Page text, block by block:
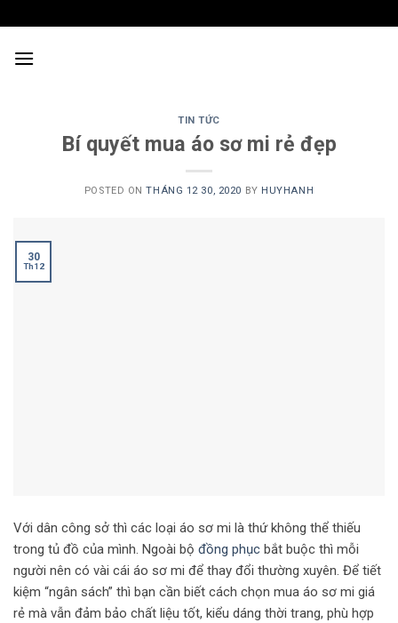
to
content
TIN TỨC
Bí quyết mua áo sơ mi rẻ đẹp
POSTED ONTHÁNG 12 30, 2020 BY HUYHANH
30
Th12
Với dân công sở thì các loại áo sơ mi là thứ không thể thiếu
trong tủ đồ của mình. Ngoài bộ đồng phục bắt buộc thì mỗi
người nên có vài cái áo sơ mi để thay đổi thường xuyên. Để tiết
kiệm “ngân sách” thì bạn cần biết cách chọn mua áo sơ mi giá
rẻ mà vẫn đảm bảo chất liệu tốt, kiểu dáng thời trang, phù hợp